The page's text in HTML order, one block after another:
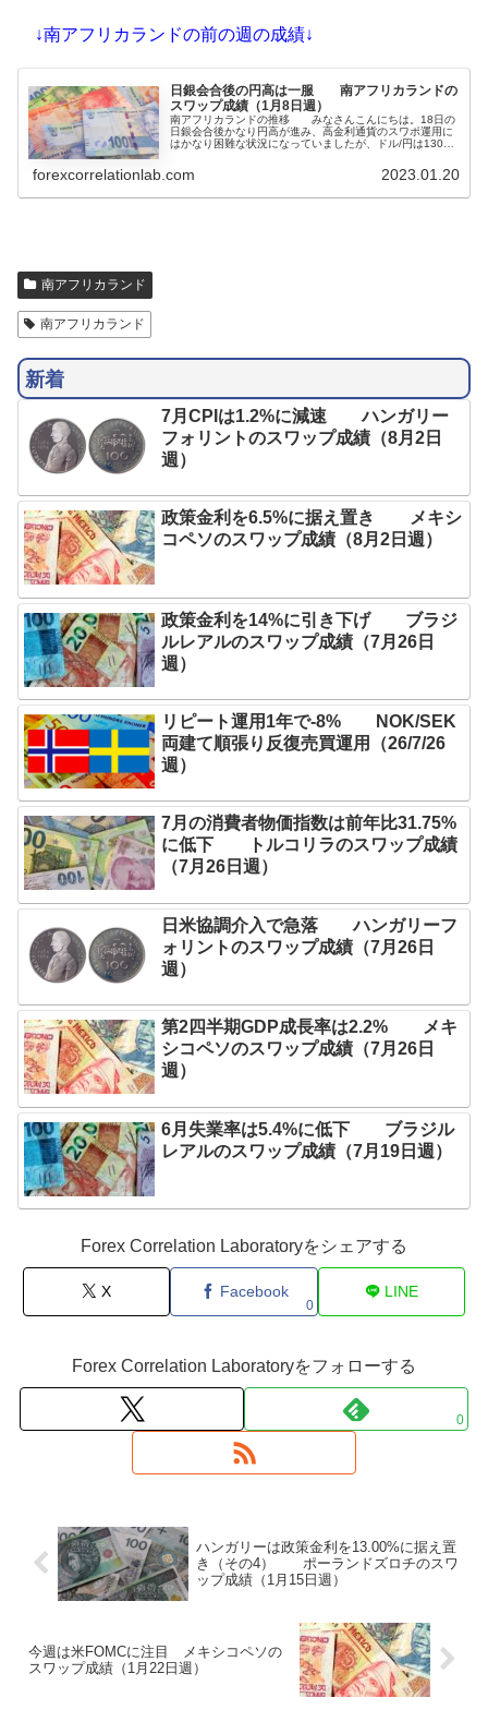
↓南アフリカランドの前の週の成績↓
日銀会合後の円高は一服 南アフリカランドの
スワップ成績（1月8日週）
南アフリカランドの推移 みなさんこんにちは。18日の
日銀会合後かなり円高が進み、高金利通貨のスワポ運用に
はかなり困難な状況になっていましたが、ドル/円は130円
ようです。対円の通貨ペアはもともと保有量を少なめにし
ていましたが、先週までに円高対策でいったん決済して
forexcorrelationlab.com 2023.01.20
南アフリカランド
南アフリカランド
新着
7月CPIは1.2%に減速 ハンガリー
フォリントのスワップ成績（8月2日
週）
政策金利を6.5%に据え置き メキシ
コペソのスワップ成績（8月2日週）
政策金利を14%に引き下げ ブラジ
ルレアルのスワップ成績（7月26日
週）
リピート運用1年で-8% NOK/SEK
両建て順張り反復売買運用（26/7/26
週）
7月の消費者物価指数は前年比31.75%
に低下 トルコリラのスワップ成績
（7月26日週）
日米協調介入で急落 ハンガリーフ
ォリントのスワップ成績（7月26日
週）
第2四半期GDP成長率は2.2% メキ
シコペソのスワップ成績（7月26日
週）
6月失業率は5.4%に低下 ブラジル
レアルのスワップ成績（7月19日週）
Forex Correlation Laboratoryをシェアする
X Facebook
0
LINE
Forex Correlation Laboratoryをフォローする
0
ハンガリーは政策金利を13.00%に据え置
き（その4） ポーランドズロチのスワ
ップ成績（1月15日週）
今週は米FOMCに注目 メキシコペソの
スワップ成績（1月22日週）